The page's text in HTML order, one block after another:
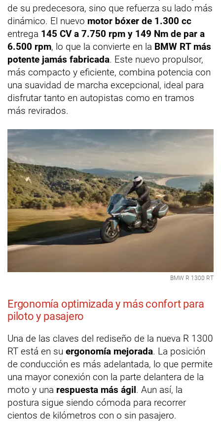
de su predecesora, sino que refuerza su lado más
dinámico. El nuevo motor bóxer de 1.300 cc
entrega 145 CV a 7.750 rpm y 149 Nm de par a
6.500 rpm, lo que la convierte en la BMW RT más
potente jamás fabricada. Este nuevo propulsor,
más compacto y eficiente, combina potencia con
una suavidad de marcha excepcional, ideal para
disfrutar tanto en autopistas como en tramos
más revirados.
BMW R 1300 RT
Ergonomía optimizada y más confort para
piloto y pasajero
Una de las claves del rediseño de la nueva R 1300
RT está en su ergonomía mejorada. La posición
de conducción es más adelantada, lo que permite
una mayor conexión con la parte delantera de la
moto y una respuesta más ágil. Aun así, la
postura sigue siendo cómoda para recorrer
cientos de kilómetros con o sin pasajero.